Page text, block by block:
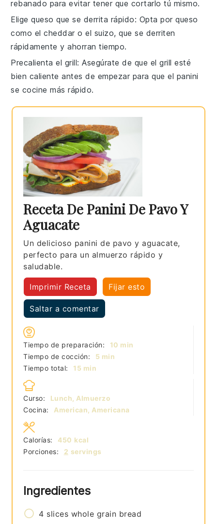
rebanado para evitar tener que cortarlo tú mismo.
Elige queso que se derrita rápido: Opta porqueso
como el cheddar o el suizo, que se derriten
rápidamente y ahorran tiempo.
Precalienta el grill: Asegúrate de que elgrill esté
bien caliente antes de empezar para que el panini
se cocine más rápido.
Receta De Panini De Pavo Y
Aguacate
Un delicioso panini de pavo y aguacate,
perfecto para un almuerzo rápido y
saludable.
Imprimir Receta Fijar esto
Saltar a comentar
Tiempo de preparación: 10 minutos
min
Tiempo de cocción:
5 minutos
min
Tiempo total:
15 minutos
min
Curso:
Lunch, Almuerzo
Cocina:
American, Americana
Porciones: 2 servings
Calorías: 450 kcal
Ingredientes
4 slices whole grain bread